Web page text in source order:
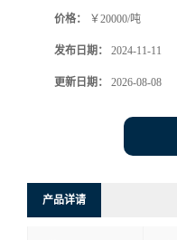
价格： ￥20000/吨
发布日期： 2024-11-11
更新日期： 2026-08-08
产品详请